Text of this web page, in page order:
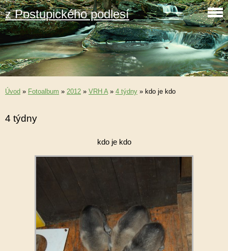
z Postupického podlesí
Úvod » Fotoalbum » 2012 » VRH A» 4 týdny » kdo je kdo
4 týdny
kdo je kdo